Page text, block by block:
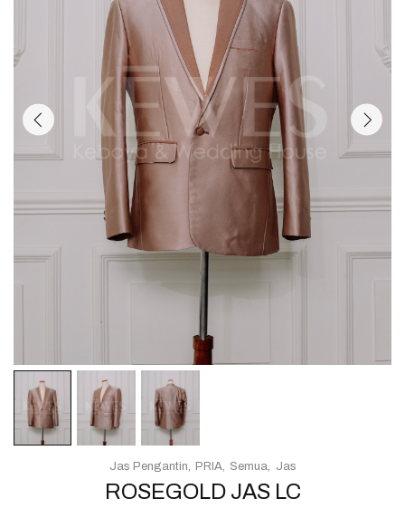
ROSEGOLD JAS LC
Jas Pengantin PRIA Semua Jas